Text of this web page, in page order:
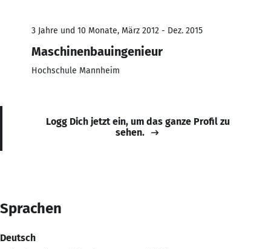
3 Jahre und 10 Monate, März 2012 - Dez. 2015
Maschinenbauingenieur
Hochschule Mannheim
Logg Dich jetzt ein, um das ganze Profil zu
sehen.
Sprachen
Deutsch